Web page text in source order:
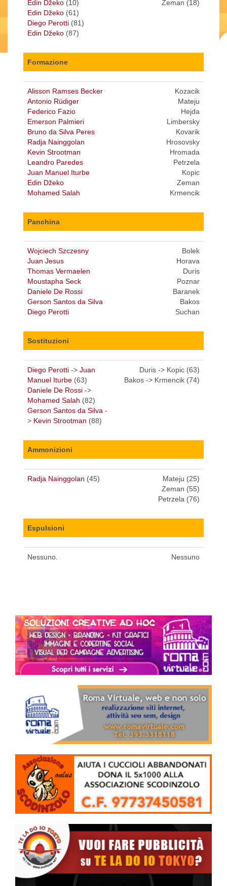
Edin Džeko (10)
Edin Džeko (61)
Diego Perotti (81)
Edin Džeko (87)
Zeman (18)
Formazione
Alisson Ramses Becker
Antonio Rüdiger
Federico Fazio
Emerson Palmieri
Bruno da Silva Peres
Radja Nainggolan
Kevin Strootman
Leandro Paredes
Juan Manuel Iturbe
Edin Džeko
Mohamed Salah
Kozacik
Mateju
Hejda
Limbersky
Kovarik
Hrosovsky
Hromada
Petrzela
Kopic
Zeman
Krmencik
Panchina
Wojciech Szczesny
Juan Jesus
Thomas Vermaelen
Moustapha Seck
Daniele De Rossi
Gerson Santos da Silva
Diego Perotti
Bolek
Horava
Duris
Poznar
Baranek
Bakos
Suchan
Sostituzioni
Diego Perotti -> Juan
Manuel Iturbe (63)
Daniele De Rossi ->
Mohamed Salah (82)
Gerson Santos da Silva -
> Kevin Strootman (88)
Duris -> Kopic (63)
Bakos -> Krmencik (74)
Ammonizioni
Radja Nainggolan (45)
Mateju (25)
Zeman (55)
Petrzela (76)
Espulsioni
Nessuno. Nessuno